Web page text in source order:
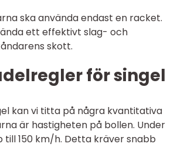
ska använda endast en racket.
ett effektivt slag- och
skott.
för singel
kan vi titta på några kvantitativa
är hastigheten på bollen. Under
150 km/h. Detta kräver snabb